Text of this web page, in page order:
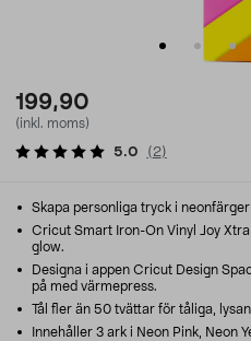
199,90
(inkl. moms)
5.0 ( 2)
Skapa personliga tryck i
Cricut Smart Iron-On Vinyl Joy
glow.
Designa i appen Cricut Design
på med värmepress.
Tål fler än 50 tvättar för tåliga,
Innehåller 3 ark i Neon Pink, Neon